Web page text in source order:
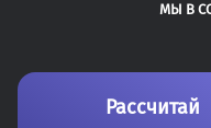
МЫ В
Рассчитай